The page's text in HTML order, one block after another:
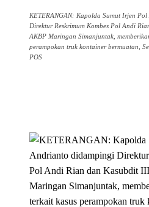
KETERANGAN: Kapolda Sumut Irjen
Direktur Reskrimum Kombes Pol Andi
AKBP Maringan Simanjuntak,
perampokan truk kontainer bermuatan,
POS